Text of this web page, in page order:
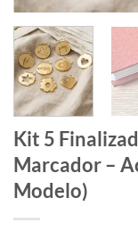
Kit 5
Marcador –
Modelo)